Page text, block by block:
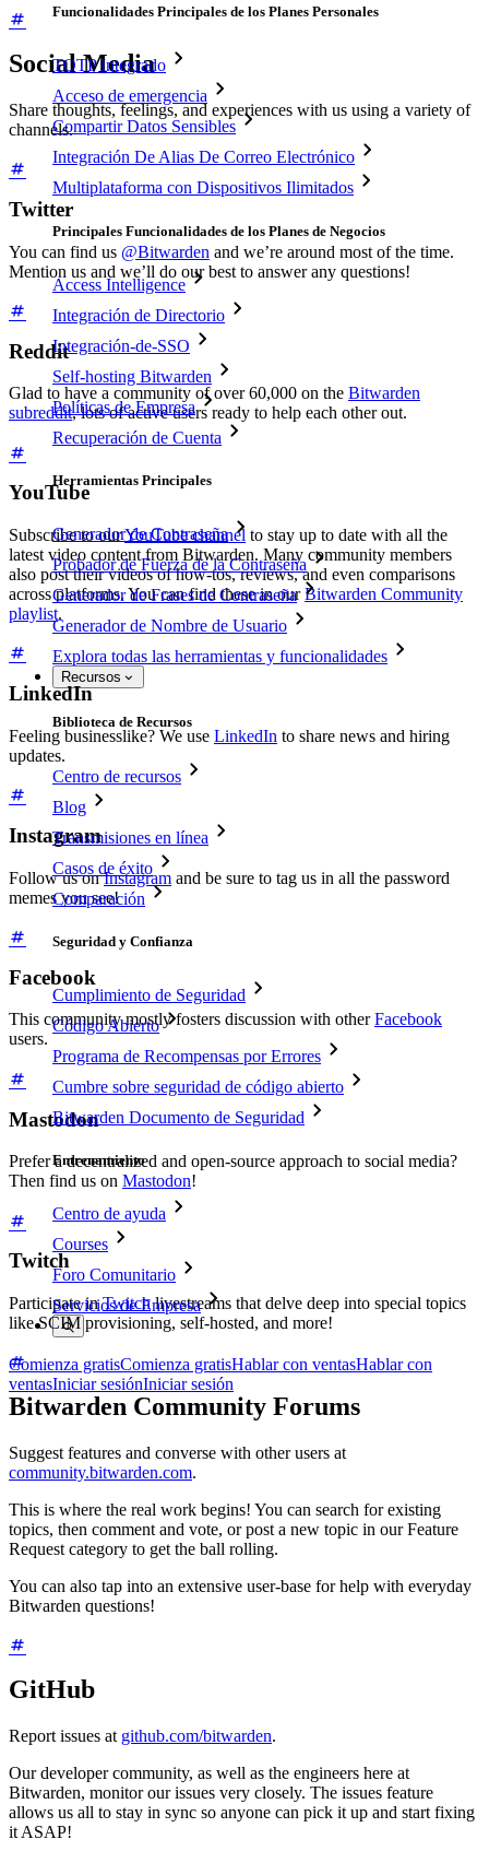
Funcionalidades Principales de los Planes Personales
TOTP Integrado
Acceso de emergencia
Compartir Datos Sensibles
Integración De Alias De Correo Electrónico
Multiplataforma con Dispositivos Ilimitados
Principales Funcionalidades de los Planes de Negocios
Access Intelligence
Integración de Directorio
Integración-de-SSO
Self-hosting Bitwarden
Políticas de Empresa
Recuperación de Cuenta
Herramientas Principales
Generador de Contraseña
Probador de Fuerza de la Contraseña
Generador de Frases de Contraseña
Generador de Nombre de Usuario
Explora todas las herramientas y funcionalidades
Recursos
Biblioteca de Recursos
Centro de recursos
Blog
Transmisiones en línea
Casos de éxito
Comparación
Seguridad y Confianza
Cumplimiento de Seguridad
Código Abierto
Programa de Recompensas por Errores
Cumbre sobre seguridad de código abierto
Bitwarden Documento de Seguridad
Entrenamiento
Centro de ayuda
Courses
Foro Comunitario
Servicios de Empresa
Comienza gratisComienza gratisHablar con ventasHablar con
ventasIniciar sesiónIniciar sesión
Social Media
Share thoughts, feelings, and experiences with us using a variety of
channels.
Twitter
You can find us @Bitwarden and we’re around most of the time.
Mention us and we’ll do our best to answer any questions!
Reddit
Glad to have a community of over 60,000 on the Bitwarden
subreddit, lots of active users ready to help each other out.
YouTube
Subscribe to ourYouTube channel to stay up to date with all the
latest video content from Bitwarden. Many community members
also post their videos of how-tos, reviews, and even comparisons
across platforms. You can find these in ourBitwarden Community
playlist.
LinkedIn
Feeling businesslike? We use LinkedIn to share news and hiring
updates.
Instagram
Follow us onInstagram and be sure to tag us in all the password
memes you see!
Facebook
This community mostly fosters discussion with otherFacebook
users.
Mastodon
Prefer a decentralized and open-source approach to social media?
Then find us on Mastodon!
Twitch
Participate inTwitchlivestreams that delve deep into special topics
like SCIM provisioning, self-hosted, and more!
Bitwarden Community Forums
Suggest features and converse with other users at
community.bitwarden.com.
This is where the real work begins! You can search for existing
topics, then comment and vote, or post a new topic in our Feature
Request category to get the ball rolling.
You can also tap into an extensive user-base for help with everyday
Bitwarden questions!
GitHub
Report issues at github.com/bitwarden.
Our developer community, as well as the engineers here at
Bitwarden, monitor our issues very closely. The issues feature
allows us all to stay in sync so anyone can pick it up and start fixing
it ASAP!